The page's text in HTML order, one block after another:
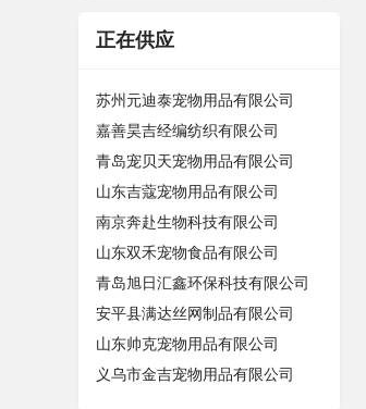
正在供应
苏州元迪泰宠物用品有限公司
嘉善昊吉经编纺织有限公司
青岛宠贝天宠物用品有限公司
山东吉蔻宠物用品有限公司
南京奔赴生物科技有限公司
山东双禾宠物食品有限公司
青岛旭日汇鑫环保科技有限公司
安平县满达丝网制品有限公司
山东帅克宠物用品有限公司
义乌市金吉宠物用品有限公司